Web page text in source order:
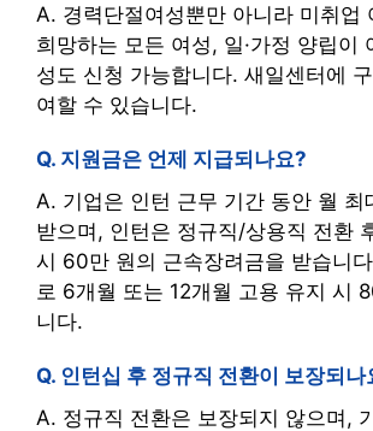
A. 경력단절여성뿐만 아니라 미취업
희망하는 모든 여성, 일·가정 양립이
성도 신청 가능합니다. 새일센터에
여할 수 있습니다.
Q. 지원금은 언제 지급되나요?
A. 기업은 인턴 근무 기간 동안 월 최
받으며, 인턴은 정규직/상용직 전환
시 60만 원의 근속장려금을 받습니
로 6개월 또는 12개월 고용 유지 시
니다.
Q. 인턴십 후 정규직 전환이 보장되나
A. 정규직 전환은 보장되지 않으며,